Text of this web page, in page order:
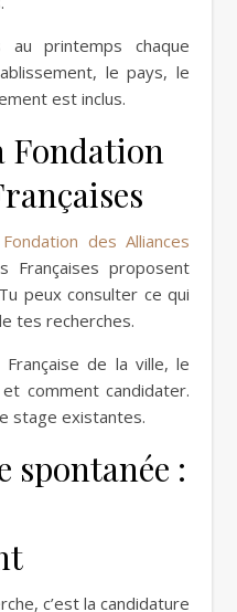
printemps chaque
le pays, le
est inclus.
Fondation
des Alliances
Françaises proposent
peux consulter ce qui
tes recherches.
Française de la ville, le
comment candidater.
stage existantes.
spontanée :
c’est la candidature